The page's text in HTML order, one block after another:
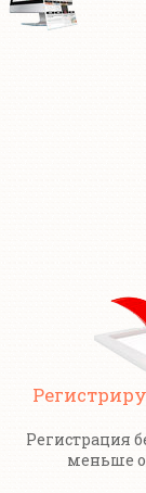
Регистрация
меньше